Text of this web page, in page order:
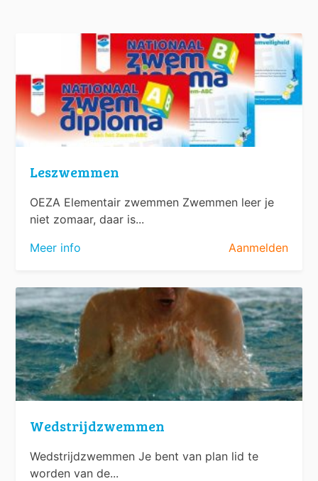
Leszwemmen
OEZA Elementair zwemmen Zwemmen leer je
niet zomaar, daar is...
Meer info
Aanmelden
Wedstrijdzwemmen
Wedstrijdzwemmen Je bent van plan lid te
worden van de...